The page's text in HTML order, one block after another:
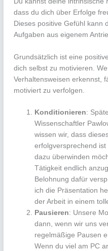
dass du dich über Erfolge
Dieses positive Gefühl kann
Aufgaben aus eigenem
Grundsätzlich ist eine
dich selbst zu motivieren.
Verhaltensweisen erkennst,
motiviert zu verfolgen.
Konditionieren:
Wissenschaftler
wissen wir, dass
erfolgversprechend
dazu überwinden
Tätigkeit endlich
Belohnung dafür
ich die Präsentation
der Arbeit in einem
Pausieren: Unsere
dann, wenn wir uns
regelmäßige Pausen
Wenn du viel am PC